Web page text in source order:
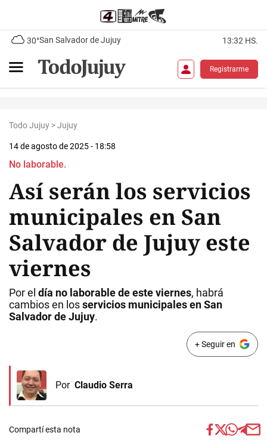
30°San Salvador de Jujuy 13:32 HS.
Registrarme
Todo Jujuy >Jujuy
14 de agosto de 2025 - 18:58
No laborable.
Así serán los servicios
municipales en San
Salvador de Jujuy este
viernes
Por el día no laborable de este viernes, habrá
cambios en losservicios municipales en San
Salvador de Jujuy.
+ Seguir en
Por Claudio Serra
Compartí esta nota